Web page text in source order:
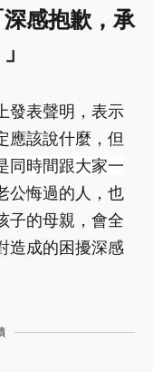
感抱歉，承
發表聲明，表示
應該說什麼，但
同時間跟大家一
公悔過的人，也
子的母親，會全
造成的困擾深感